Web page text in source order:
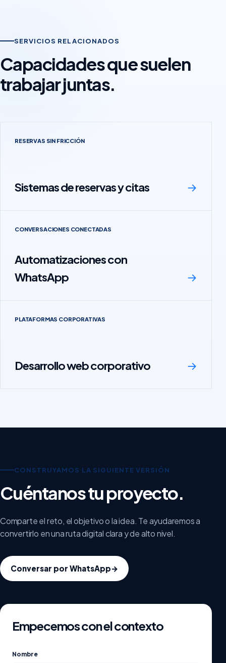
SERVICIOS RELACIONADOS
Capacidades que suelen
trabajar juntas.
RESERVAS SIN FRICCIÓN
Sistemas de reservas y citas →
CONVERSACIONES CONECTADAS
Automatizaciones con
WhatsApp
→
PLATAFORMAS CORPORATIVAS
Desarrollo web corporativo →
CONSTRUYAMOS LA SIGUIENTE VERSIÓN
Cuéntanos tu proyecto.
Comparte el reto, el objetivo o la idea. Te ayudaremos a
convertirlo en una ruta digital clara y de alto nivel.
Conversar por WhatsApp→
Empecemos con el contexto
Nombre